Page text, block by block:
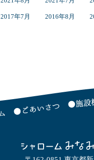
2017年7月 2016年8月